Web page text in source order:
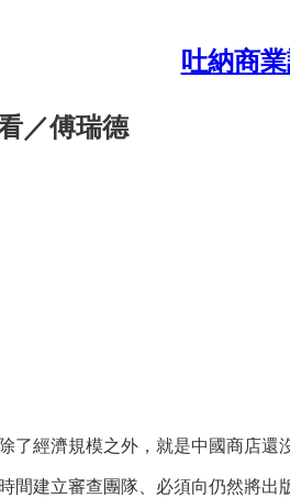
吐納商
／傅瑞德
了經濟規模之外，就是中國商店
間建立審查團隊、必須向仍然將